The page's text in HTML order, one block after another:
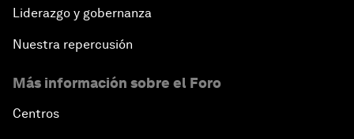
Liderazgo y gobernanza
Nuestra repercusión
Más información sobre el Foro
Centros